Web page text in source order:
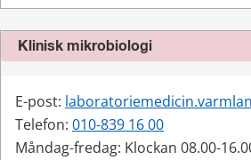
Klinisk mikrobiologi
E-post:
Telefon: 010-839 16 00
Måndag-fredag: Klockan 08.00-